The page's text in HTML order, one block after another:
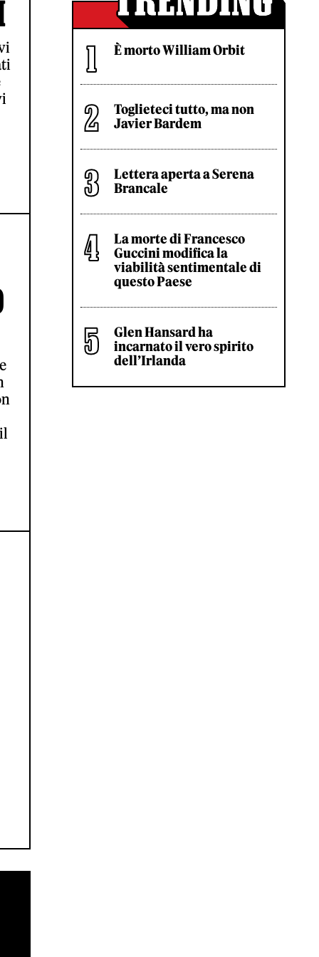
È morto William Orbit
Toglieteci tutto, ma non
Javier Bardem
Lettera aperta a Serena
Brancale
La morte di Francesco
Guccini modifica la
viabilità sentimentale di
questo Paese
Glen Hansard ha
incarnato il vero spirito
dell’Irlanda